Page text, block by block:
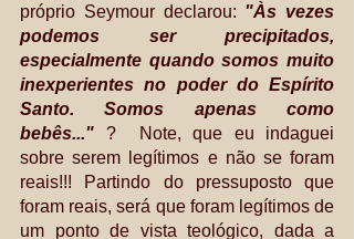
próprio Seymour declarou: "Às vezes
podemos ser precipitados,
especialmente quando somos muito
inexperientes no poder do Espírito
Santo. Somos apenas como
bebês..." ?  Note, que eu indaguei
sobre serem legítimos e não se foram
reais!!! Partindo do pressuposto que
foram reais, será que foram legítimos de
um ponto de vista teológico, dada a